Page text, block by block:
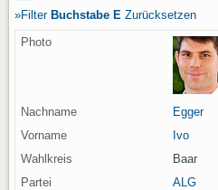
Filter Buchstabe E Zurücksetzen
Egger
Ivo
Baar
ALG